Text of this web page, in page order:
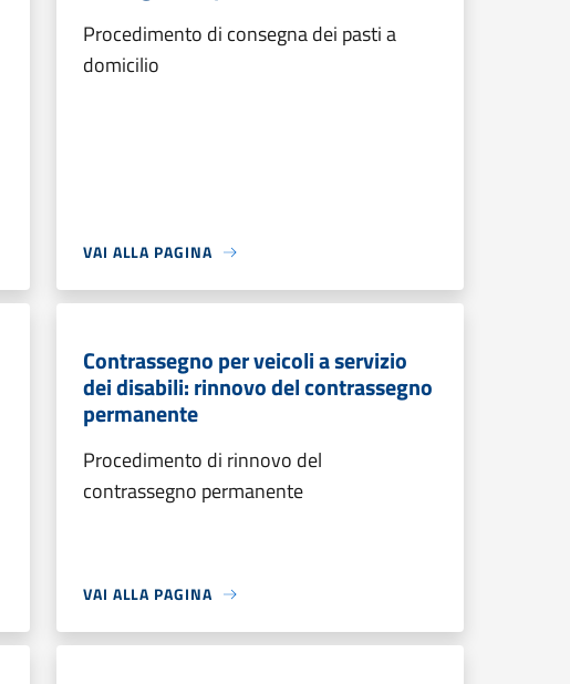
Procedimento di consegna dei pasti a
domicilio
VAI ALLA PAGINA
Contrassegno per veicoli a servizio
dei disabili: rinnovo del contrassegno
permanente
Procedimento di rinnovo del
contrassegno permanente
VAI ALLA PAGINA